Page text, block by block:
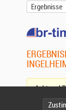
Achtung!